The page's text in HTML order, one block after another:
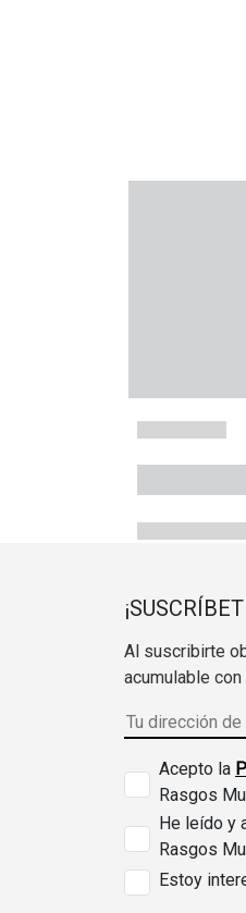
Al suscribirte
acumulable
Acepto la
Rasgos
He leído y
Rasgos
Estoy